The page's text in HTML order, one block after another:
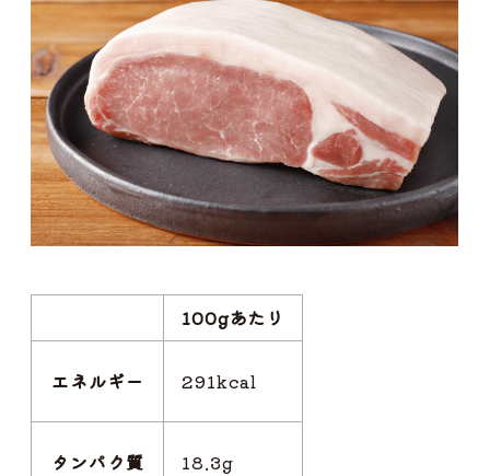
100gあたり
エネルギー 291kcal
タンパク質 18.3g